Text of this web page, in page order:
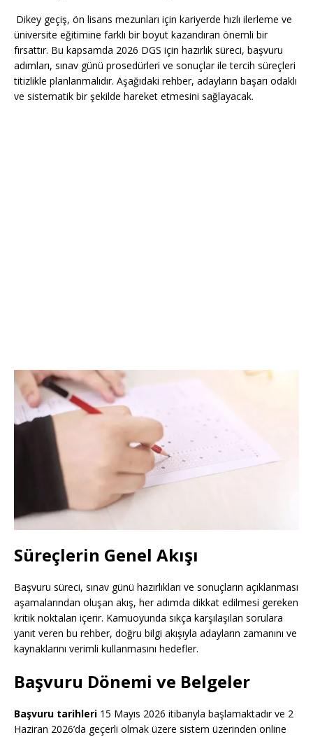
Dikey geçiş, ön lisans mezunları için kariyerde hızlı ilerleme ve
üniversite eğitimine farklı bir boyut kazandıran önemli bir
fırsattır. Bu kapsamda 2026 DGS için hazırlık süreci, başvuru
adımları, sınav günü prosedürleri ve sonuçlar ile tercih süreçleri
titizlikle planlanmalıdır. Aşağıdaki rehber, adayların başarı odaklı
ve sistematik bir şekilde hareket etmesini sağlayacak.
Süreçlerin Genel Akışı
Başvuru süreci, sınav günü hazırlıkları ve sonuçların açıklanması
aşamalarından oluşan akış, her adımda dikkat edilmesi gereken
kritik noktaları içerir. Kamuoyunda sıkça karşılaşılan sorulara
yanıt veren bu rehber, doğru bilgi akışıyla adayların zamanını ve
kaynaklarını verimli kullanmasını hedefler.
Başvuru Dönemi ve Belgeler
Başvuru tarihleri 15 Mayıs 2026 itibarıyla başlamaktadır ve 2
Haziran 2026’da geçerli olmak üzere sistem üzerinden online